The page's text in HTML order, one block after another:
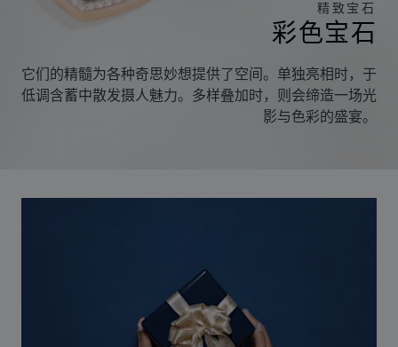
精致宝石
彩色宝石
它们的精髓为各种奇思妙想提供了空间。单独亮相时，于
低调含蓄中散发摄人魅力。多样叠加时，则会缔造一场光
影与色彩的盛宴。